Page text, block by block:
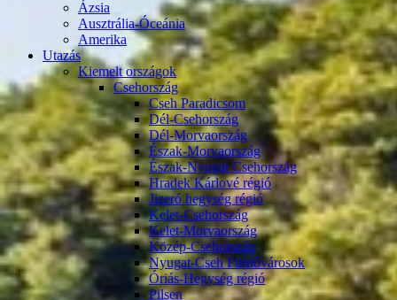
Ázsia
Ausztrália-Óceánia
Amerika
Utazás
Kiemelt országok
Csehország
Cseh Paradicsom
Dél-Csehország
Dél-Morvaország
Észak-Morvaország
Észak-Nyugat Csehország
Hradek Kárlové régió
Jizeró hegység régió
Kelet-Csehország
Kelet-Morvaország
Közép-Csehország
Nyugat-Cseh Fürdővárosok
Óriás-Hegység régió
Pilsen